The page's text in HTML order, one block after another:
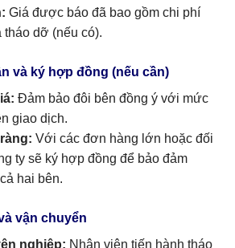
Giá được báo đã bao gồm chi phí
tháo dỡ (nếu có).
và ký hợp đồng (nếu cần)
Đảm bảo đôi bên đồng ý với mức
giao dịch.
Với các đơn hàng lớn hoặc đối
ty sẽ ký hợp đồng để bảo đảm
hai bên.
vận chuyển
nghiệp: Nhân viên tiến hành tháo